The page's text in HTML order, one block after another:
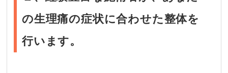
の生理痛の症状に合わせた整体を
行います。